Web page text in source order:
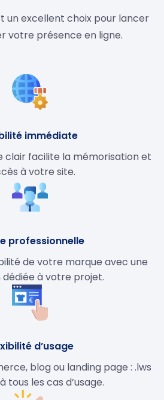
un excellent choix pour lancer
votre présence en ligne.
immédiate
clair facilite la mémorisation et
à votre site.
professionnelle
de votre marque avec une
dédiée à votre projet.
d’usage
blog ou landing page : .lws
tous les cas d’usage.